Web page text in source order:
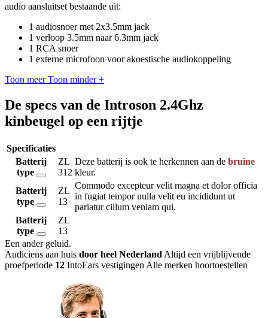
audio aansluitset bestaande uit:
1 audiosnoer met 2x3.5mm jack
1 verloop 3.5mm naar 6.3mm jack
1 RCA snoer
1 externe microfoon voor akoestische audiokoppeling
Toon meer Toon minder +
De specs van de Introson 2.4Ghz
kinbeugel op een rijtje
Specificaties
Batterij
type
ZL
312
Deze batterij is ook te herkennen aan de bruine
kleur.
Batterij
type
ZL
13
Commodo excepteur velit magna et dolor officia
in fugiat tempor nulla velit eu incididunt ut
pariatur cillum veniam qui.
Batterij
type
ZL
13
Een ander geluid.
Audiciens aan huis door heel Nederland Altijd een vrijblijvende
proefperiode 12 IntoEars vestigingen Alle merken hoortoestellen